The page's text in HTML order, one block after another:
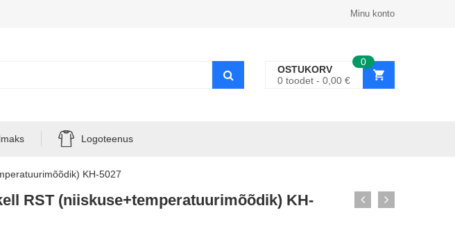
Minu konto
0
OSTUKORV
0 toodet 0,00 €
Logoteenus
KH-5027
RST (niiskuse+temperatuurimõõdik) KH-